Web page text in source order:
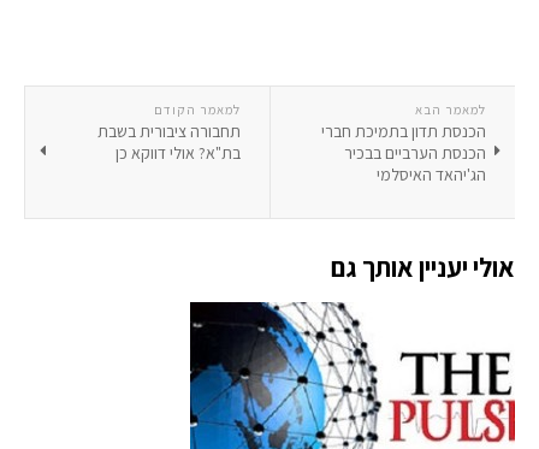
למאמר הקודם
תחבורה ציבורית בשבת
בת"א? אולי דווקא כן
למאמר הבא
הכנסת תדון בתמיכת חברי
הכנסת הערביים בבכיר
הג'יהאד האיסלמי
אולי יעניין אותך גם